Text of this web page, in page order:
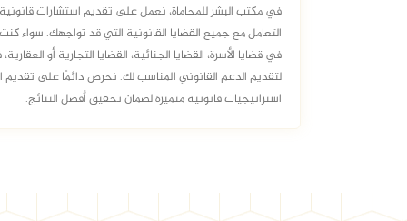
في مكتب البشر للمحاماة، نعمل على تقديم استشارات
التعامل مع جميع القضايا القانونية التي قد تواجهك. سواء
في قضايا الأسرة، القضايا الجنائية، القضايا التجارية أو
لتقديم الدعم القانوني المناسب لك. نحرص دائمًا على تقديم
استراتيجيات قانونية متميزة لضمان تحقيق أفضل النتائج.